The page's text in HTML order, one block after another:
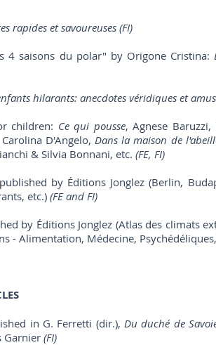
rapides et savoureuses (FI)
4 saisons du polar" by Origone Cristina:
hilarants: anecdotes véridiques et
children: Ce qui pousse, Agnese Baruzzi,
D'Angelo,Dans la maison de
& Silvia Bonnani, etc. (FE, FI)
by Éditions Jonglez (Berlin,
etc.)(FE and FI)
by Éditions Jonglez (Atlas des climats
- Alimentation, Médecine,
in G. Ferretti (dir.),Du duché de
Garnier(FI)